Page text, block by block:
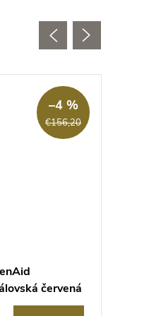
€156,20
–4 %
červená